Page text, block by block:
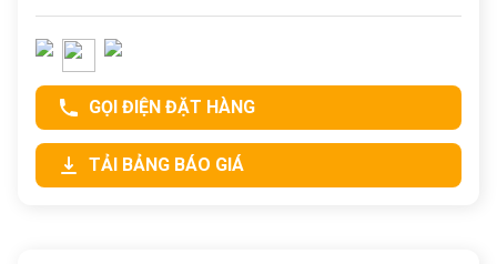
GỌI ĐIỆN ĐẶT HÀNG
TẢI BẢNG BÁO GIÁ